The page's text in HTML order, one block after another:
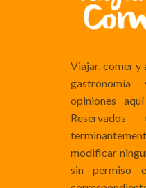
Viajar, comer y
gastronomía
opiniones
modificar
sin permiso